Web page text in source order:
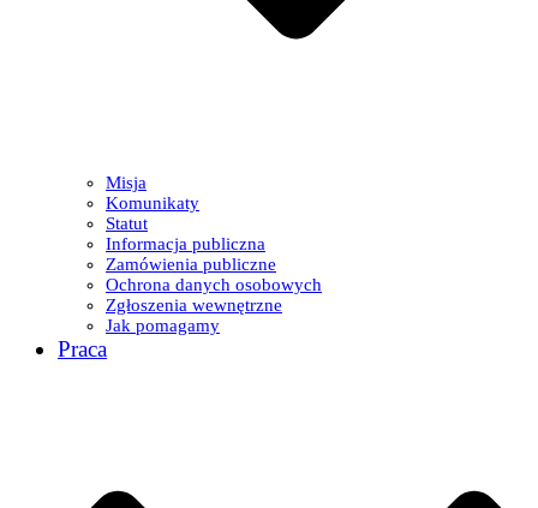
Misja
Komunikaty
Statut
Informacja publiczna
Zamówienia publiczne
Ochrona danych osobowych
Zgłoszenia wewnętrzne
Jak pomagamy
Praca